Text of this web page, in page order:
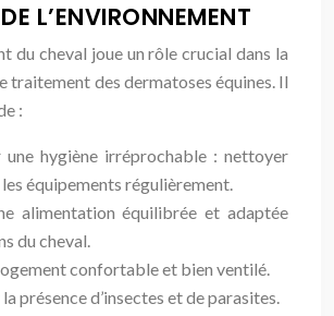
L’ENVIRONNEMENT
du cheval joue un rôle crucial dans la
traitement des dermatoses équines. Il
:
une hygiène irréprochable : nettoyer
équipements régulièrement.
alimentation équilibrée et adaptée
du cheval.
confortable et bien ventilé.
présence d’insectes et de parasites.